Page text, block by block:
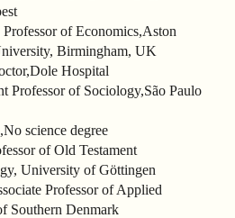
of Economics,Aston
Birmingham, UK
Hospital
Professor of Sociology,São Paulo
science degree
of Old Testament
University of Göttingen
Professor of Applied
Southern Denmark